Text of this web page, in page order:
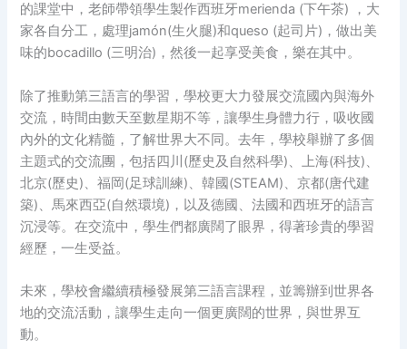
的課堂中，老師帶領學生製作西班牙merienda (下午茶) ，大
家各自分工，處理jamón(生火腿)和queso (起司片)，做出美
味的bocadillo (三明治)，然後一起享受美食，樂在其中。
除了推動第三語言的學習，學校更大力發展交流國內與海外
交流，時間由數天至數星期不等，讓學生身體力行，吸收國
內外的文化精髓，了解世界大不同。去年，學校舉辦了多個
主題式的交流團，包括四川(歷史及自然科學)、上海(科技)、
北京(歷史)、福岡(足球訓練)、韓國(STEAM)、京都(唐代建
築)、馬來西亞(自然環境)，以及德國、法國和西班牙的語言
沉浸等。在交流中，學生們都廣闊了眼界，得著珍貴的學習
經歷，一生受益。
未來，學校會繼續積極發展第三語言課程，並籌辦到世界各
地的交流活動，讓學生走向一個更廣闊的世界，與世界互
動。